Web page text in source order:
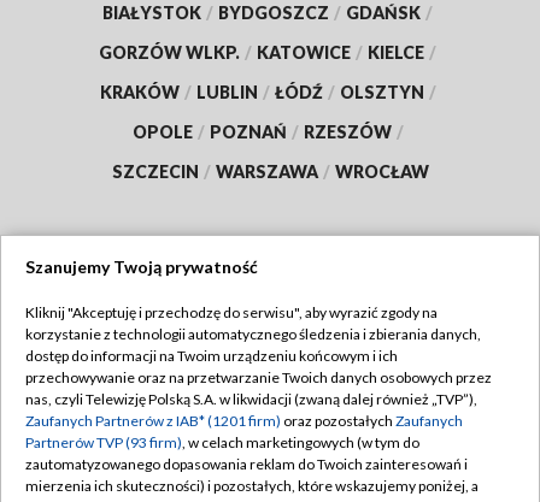
BIAŁYSTOK / BYDGOSZCZ / GDAŃSK /
GORZÓW WLKP. / KATOWICE / KIELCE /
KRAKÓW / LUBLIN / ŁÓDŹ / OLSZTYN /
OPOLE / POZNAŃ / RZESZÓW /
SZCZECIN / WARSZAWA / WROCŁAW
TVP
Abonament TVP
Emisja w TVP
Centrum informacji TVP
Naziemna Telewizja Cyfrowa
Regulamin TVP
Polityka prywatności
Moje zgody
Szanujemy Twoją prywatność
Kliknij "Akceptuję i przechodzę do serwisu", aby wyrazić zgody na
korzystanie z technologii automatycznego śledzenia i zbierania danych,
dostęp do informacji na Twoim urządzeniu końcowym i ich
przechowywanie oraz na przetwarzanie Twoich danych osobowych przez
nas, czyli Telewizję Polską S.A. w likwidacji (zwaną dalej również „TVP”),
Zaufanych Partnerów z IAB* (1201 firm) oraz pozostałych Zaufanych
Partnerów TVP (93 firm), w celach marketingowych (w tym do
zautomatyzowanego dopasowania reklam do Twoich zainteresowań i
mierzenia ich skuteczności) i pozostałych, które wskazujemy poniżej, a